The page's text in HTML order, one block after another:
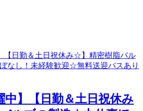
中】【日勤＆土日祝休み